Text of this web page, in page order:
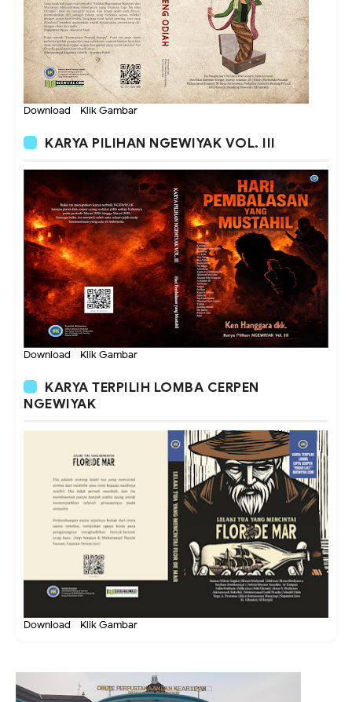
Download - Klik Gambar
KARYA PILIHAN NGEWIYAK VOL. III
Download - Klik Gambar
KARYA TERPILIH LOMBA CERPEN
NGEWIYAK
Download - Klik Gambar